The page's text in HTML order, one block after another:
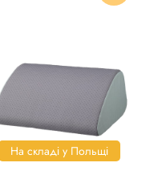
На складі у Польщі